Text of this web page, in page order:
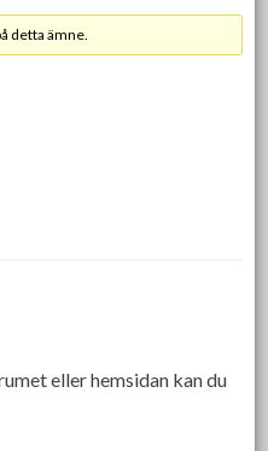
detta ämne.
eller hemsidan kan du